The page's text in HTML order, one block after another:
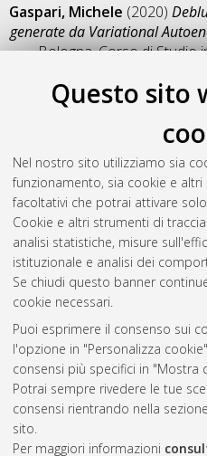
Questo sito
Nel nostro sito utilizziamo sia
funzionamento, sia cookie e
facoltativi che potrai attivare
Cookie e altri strumenti di
analisi statistiche, misure
istituzionale e analisi dei
Se chiudi questo banner
cookie necessari.
Puoi esprimere il consenso sui
l'opzione in "Personalizza
consensi più specifici in "Mostra
Potrai sempre rivedere le tue
consensi rientrando nella
sito.
Per maggiori informazioni
Gaspari, Michele (2020)
generate da Variational
Bologna, Corso di Studio
Salva citazione
Il full-text non è disponibile per
Altri
Gestione del
Atom
Rss 1.0
Rss 2.0
AMS Laurea